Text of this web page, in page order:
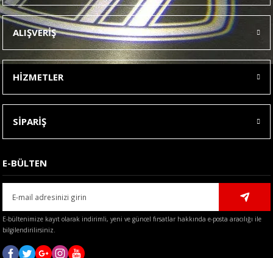
Ürün resmi kalitesiz, bozuk veya görüntülenemiyor.
Ürün açıklamasında eksik bilgiler bulunuyor.
Ürün bilgilerinde hatalar bulunuyor.
Ürün fiyatı diğer sitelerden daha pahalı.
Bu ürüne benzer farklı alternatifler olmalı.
Gönder
ALIŞVERİŞ
HİZMETLER
SİPARİŞ
E-BÜLTEN
E-bültenimize kayıt olarak indirimli, yeni ve güncel fırsatlar hakkında e-posta aracılığı ile
bilgilendirilirsiniz.